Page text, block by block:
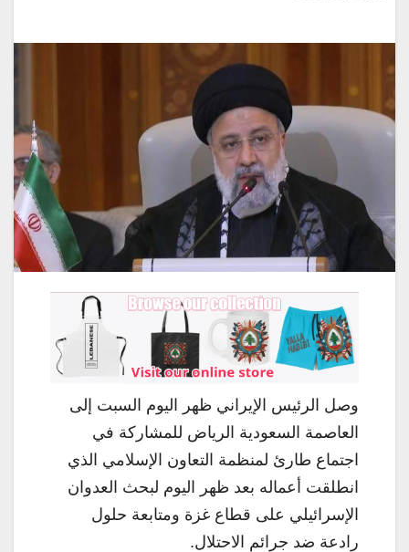
وصل الرئيس الإيراني ظهر اليوم السبت إلى
العاصمة السعودية الرياض للمشاركة في
اجتماع طارئ لمنظمة التعاون الإسلامي الذي
انطلقت أعماله بعد ظهر اليوم لبحث العدوان
الإسرائيلي على قطاع غزة ومتابعة حلول
رادعة ضد جرائم الاحتلال.